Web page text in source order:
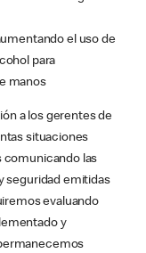
el uso de
para
manos
a los gerentes de
situaciones
comunicando las
seguridad emitidas
evaluando
y